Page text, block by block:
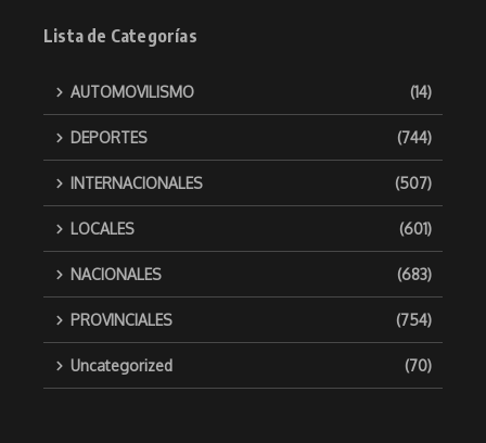
Lista de Categorías
AUTOMOVILISMO (14)
DEPORTES (744)
INTERNACIONALES (507)
LOCALES (601)
NACIONALES (683)
PROVINCIALES (754)
Uncategorized (70)